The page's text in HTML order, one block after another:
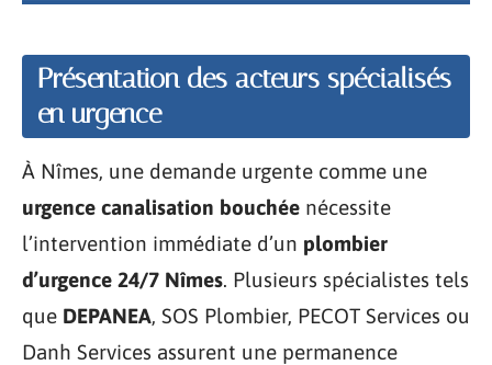
Présentation des acteurs spécialisés
en urgence
À Nîmes, une demande urgente comme une
urgence canalisation bouchée nécessite
l’intervention immédiate d’un plombier
d’urgence 24/7 Nîmes. Plusieurs spécialistes tels
que DEPANEA, SOS Plombier, PECOT Services ou
Danh Services assurent une permanence